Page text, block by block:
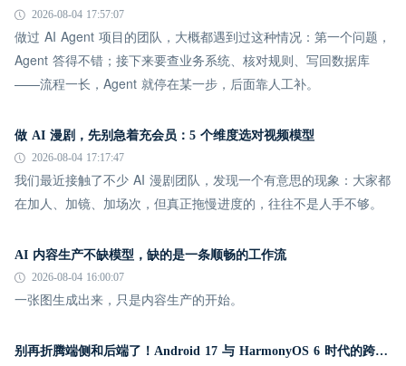
2026-08-04 17:57:07
做过 AI Agent 项目的团队，大概都遇到过这种情况：第一个问题，
Agent 答得不错；接下来要查业务系统、核对规则、写回数据库
——流程一长，Agent 就停在某一步，后面靠人工补。
做 AI 漫剧，先别急着充会员：5 个维度选对视频模型
2026-08-04 17:17:47
我们最近接触了不少 AI 漫剧团队，发现一个有意思的现象：大家都
在加人、加镜、加场次，但真正拖慢进度的，往往不是人手不够。
AI 内容生产不缺模型，缺的是一条顺畅的工作流
2026-08-04 16:00:07
一张图生成出来，只是内容生产的开始。
别再折腾端侧和后端了！Android 17 与 HarmonyOS 6 时代的跨平台推送指南